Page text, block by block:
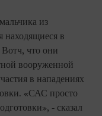
из
находящиеся в
что они
вооруженной
в нападениях
«САС просто
- сказал